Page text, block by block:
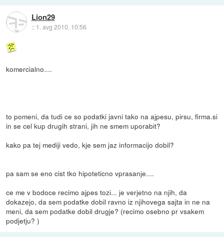
Lion29
:: 1. avg 2010, 10:56
komercialno....
to pomeni, da tudi ce so podatki javni tako na ajpesu, pirsu, firma.si
in se cel kup drugih strani, jih ne smem uporabit?
kako pa tej mediji vedo, kje sem jaz informacijo dobil?
pa sam se eno cist tko hipoteticno vprasanje....
ce me v bodoce recimo ajpes tozi... je verjetno na njih, da
dokazejo, da sem podatke dobil ravno iz njihovega sajta in ne na
meni, da sem podatke dobil drugje? (recimo osebno pr vsakem
podjetju? )